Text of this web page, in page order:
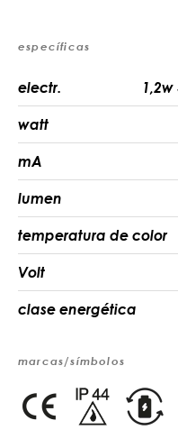
específicas
electr.
watt
mA
lumen
temperatura de color
Volt
clase energética
marcas/símbolos